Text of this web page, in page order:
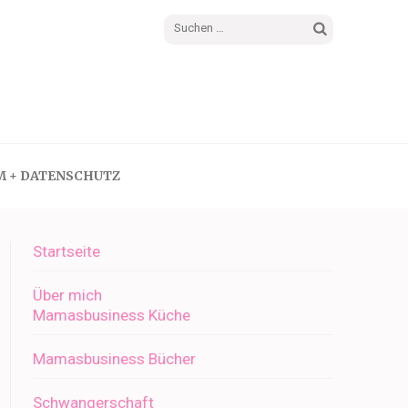
Suchen
+ DATENSCHUTZ
Startseite
Über mich
Mamasbusiness Küche
Mamasbusiness Bücher
Schwangerschaft